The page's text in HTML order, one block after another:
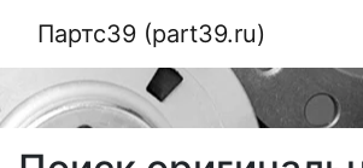
Партс39 (part39.ru)